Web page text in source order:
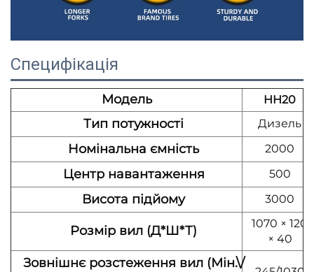
Специфікація
Модель HH20
Тип потужності Дизель
Номінальна ємність 2000
Центр навантаження 500
Висота підйому 3000
Розмір вил (Д*Ш*Т)
1070 × 120
× 40
Зовнішнє розстеження вил (Мін.\/